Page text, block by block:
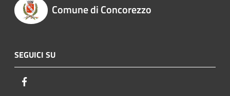
Comune di Concorezzo
SEGUICI SU